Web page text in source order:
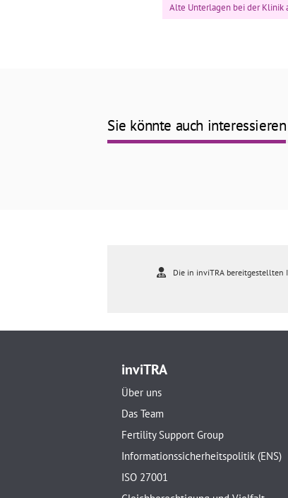
Alte Unterlagen bei der Klinik
Sie könnte auch interessieren
Die in inviTRA bereitgestellten
inviTRA
Über uns
Das Team
Fertility Support Group
Informationssicherheitspolitik (ENS)
ISO 27001